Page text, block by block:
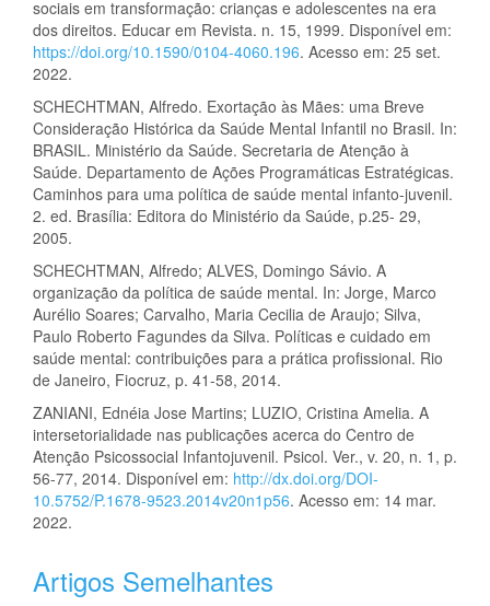
sociais em transformação: crianças e adolescentes na era
dos direitos. Educar em Revista. n. 15, 1999. Disponível em:
https://doi.org/10.1590/0104-4060.196. Acesso em: 25 set.
2022.
SCHECHTMAN, Alfredo. Exortação às Mães: uma Breve
Consideração Histórica da Saúde Mental Infantil no Brasil. In:
BRASIL. Ministério da Saúde. Secretaria de Atenção à
Saúde. Departamento de Ações Programáticas Estratégicas.
Caminhos para uma política de saúde mental infanto-juvenil.
2. ed. Brasília: Editora do Ministério da Saúde, p.25- 29,
2005.
SCHECHTMAN, Alfredo; ALVES, Domingo Sávio. A
organização da política de saúde mental. In: Jorge, Marco
Aurélio Soares; Carvalho, Maria Cecilia de Araujo; Silva,
Paulo Roberto Fagundes da Silva. Políticas e cuidado em
saúde mental: contribuições para a prática profissional. Rio
de Janeiro, Fiocruz, p. 41-58, 2014.
ZANIANI, Ednéia Jose Martins; LUZIO, Cristina Amelia. A
intersetorialidade nas publicações acerca do Centro de
Atenção Psicossocial Infantojuvenil. Psicol. Ver., v. 20, n. 1, p.
56-77, 2014. Disponível em: http://dx.doi.org/DOI-
10.5752/P.1678-9523.2014v20n1p56. Acesso em: 14 mar.
2022.
Artigos Semelhantes